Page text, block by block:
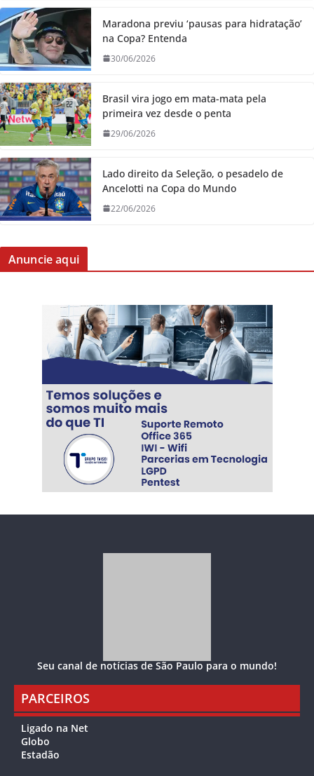
Maradona previu ‘pausas para hidratação’
na Copa? Entenda
30/06/2026
Brasil vira jogo em mata-mata pela
primeira vez desde o penta
29/06/2026
Lado direito da Seleção, o pesadelo de
Ancelotti na Copa do Mundo
22/06/2026
Anuncie aqui
Seu canal de notícias de São Paulo para o mundo!
PARCEIROS
Ligado na Net
Globo
Estadão